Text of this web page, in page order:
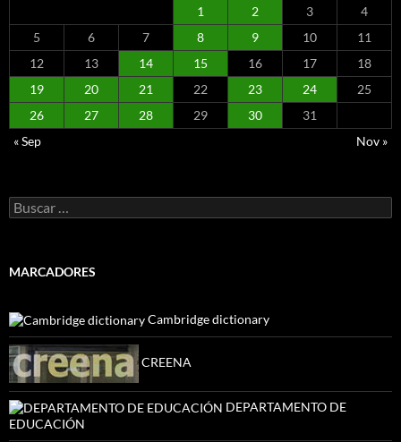
1
2 3
4
5
6 7 8 9 10
11
12
13 14 15 16 17
18
19
20 21 22 23 24
25
26
27 28 29 30
31
« Sep
Nov »
Buscar:
MARCADORES
Cambridge dictionary
CREENA
DEPARTAMENTO DE
EDUCACIÓN